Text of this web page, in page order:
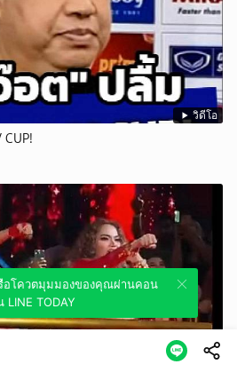
วิดีโอ
คุณผ่านคอนเทนต์นี้บน
อโควตมุมมองของคุณผ่านคอน
LINE TODAY